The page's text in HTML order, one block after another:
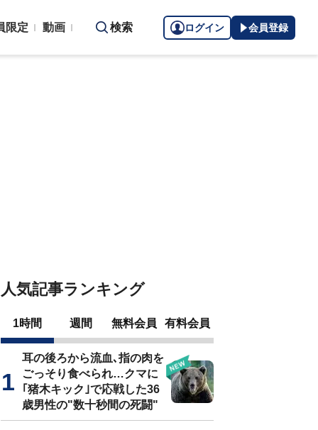
限定 動画 検索 ログイン 会員登録
人気記事ランキング
1時間 週間 無料会員 有料会員
耳の後ろから流血､指の肉を
ごっそり食べられ…クマに
｢猪木キック｣で応戦した36
歳男性の"数十秒間の死闘"